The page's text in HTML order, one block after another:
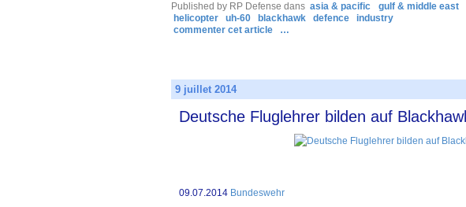
Published by RP Defense dans asia & pacific gulf & middle east
helicopter
uh-60 blackhawk defence
industry
commenter cet article
…
9 juillet 2014
Deutsche Fluglehrer bilden auf
09.07.2014 Bundeswehr